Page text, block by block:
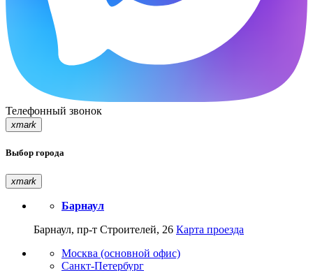
Телефонный звонок
xmark
Выбор города
xmark
Барнаул
Барнаул, пр-т Строителей, 26 Карта проезда
Москва (основной офис)
Санкт-Петербург